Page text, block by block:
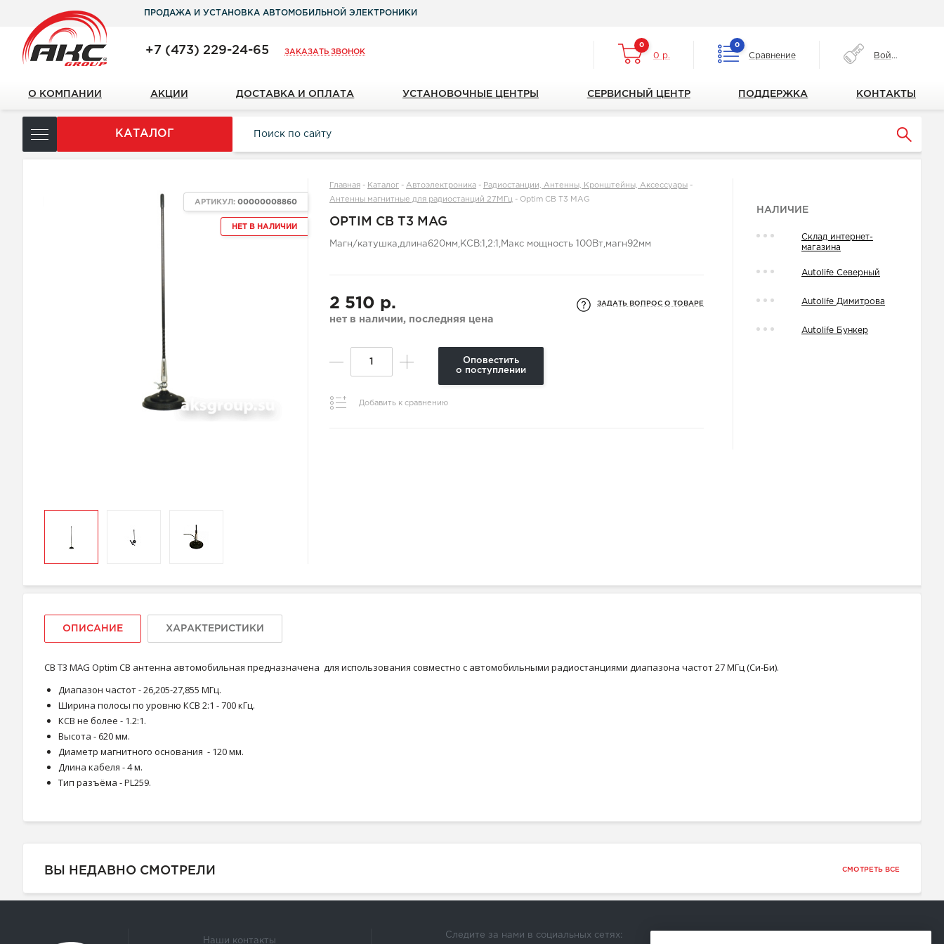
ПРОДАЖА И УСТАНОВКА АВТОМОБИЛЬНОЙ ЭЛЕКТРОНИКИ
+7 (473) 229-24-65 ЗАКАЗАТЬ ЗВОНОК
0
0 р.
0
Сравнение Войти
О КОМПАНИИ АКЦИИ ДОСТАВКА И ОПЛАТА УСТАНОВОЧНЫЕ ЦЕНТРЫ СЕРВИСНЫЙ ЦЕНТР ПОДДЕРЖКА КОНТАКТЫ
КАТАЛОГ
НЕТ В НАЛИЧИИ
АРТИКУЛ:00000008860
Главная - Каталог -Автоэлектроника - Радиостанции, Антенны, Кронштейны, Аксессуары -
Антенны магнитные для радиостанций 27МГц - Optim CB T3 MAG
OPTIM CB T3 MAG
Магн/катушка,длина620мм,КСВ:1,2:1,Макс мощность 100Вт,магн92мм
2 510 р.
нет в наличии, последняя цена
ЗАДАТЬ ВОПРОС О ТОВАРЕ
Оповестить
о поступлении
Добавить к сравнению
НАЛИЧИЕ
Склад интернет-
магазина
Autolife Северный
Autolife Димитрова
Autolife Бункер
ОПИСАНИЕ ХАРАКТЕРИСТИКИ
CB T3 MAG Optim CB антенна автомобильная предназначена для использования совместно с автомобильными радиостанциями диапазона частот 27 МГц (Си-Би).
Диапазон частот - 26,205-27,855 МГц.
Ширина полосы по уровню КСВ 2:1 - 700 кГц.
КСВ не более - 1.2:1.
Высота - 620 мм.
Диаметр магнитного основания - 120 мм.
Длина кабеля - 4 м.
Тип разъёма - PL259.
ВЫ НЕДАВНО СМОТРЕЛИ СМОТРЕТЬ ВСЕ
Наши контакты
Следите за нами в социальных сетях: